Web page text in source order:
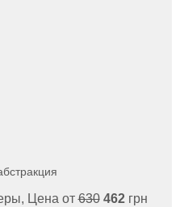
Цена от630 462грн